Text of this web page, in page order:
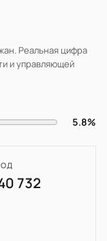
. Реальная цифра
и управляющей
5.8%
732